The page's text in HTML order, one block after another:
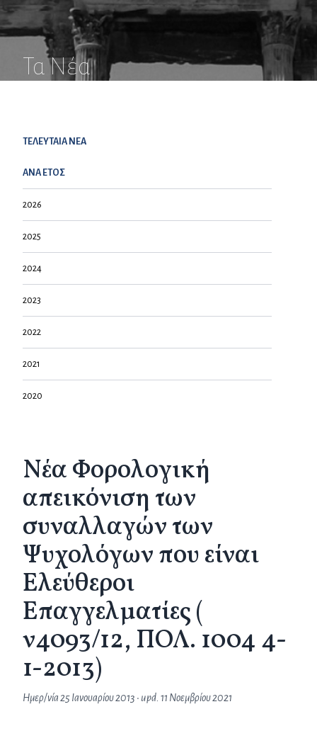
Τα Νέα
ΤΕΛΕΥΤΑΙΑ NEA
ΑΝΑ ΕΤΟΣ
2026
2025
2024
2023
2022
2021
2020
Νέα Φορολογική
απεικόνιση των
συναλλαγών των
Ψυχολόγων που είναι
Ελεύθεροι
Επαγγελματίες (
ν4093/12, ΠΟΛ. 1004 4-
1-2013)
Ημερ/νία25 Ιανουαρίου 2013 • upd. 11 Νοεμβρίου 2021